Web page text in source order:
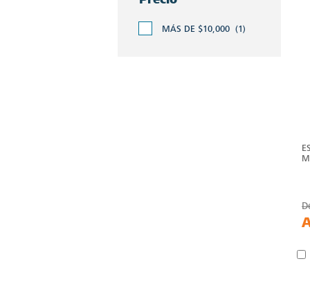
MÁS DE $10,000 (1)